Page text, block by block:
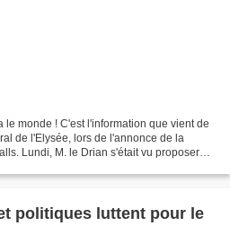
monde ! C'est l'information que vient de
de l'Elysée, lors de l'annonce de la
Lundi, M. le Drian s'était vu proposer
politiques luttent pour le